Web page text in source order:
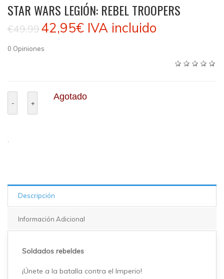
STAR WARS LEGIÓN: REBEL TROOPERS
€49.9942,95€ IVA incluido
0 Opiniones
Agotado
Descripción
Información Adicional
Soldados rebeldes
¡Únete a la batalla contra el Imperio!